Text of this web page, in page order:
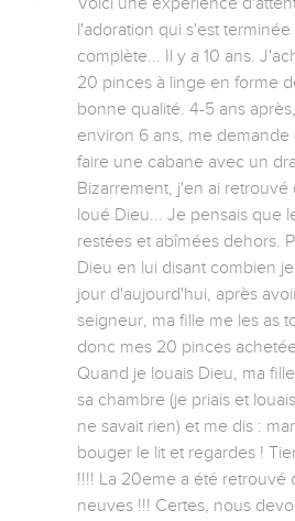
l'adoration qui s'est
complète... Il y a 10 ans.
20 pinces à linge en forme
bonne qualité. 4-5 ans
environ 6 ans, me
faire une cabane avec un
Bizarrement, j'en ai
loué Dieu... Je pensais que
restées et abîmées dehors.
Dieu en lui disant combien
jour d'aujourd'hui, après
seigneur, ma fille me les as
donc mes 20 pinces
Quand je louais Dieu, ma
sa chambre (je priais et
ne savait rien) et me dis :
bouger le lit et regardes !
!!!! La 20eme a été retrouvé
neuves !!! Certes, nous